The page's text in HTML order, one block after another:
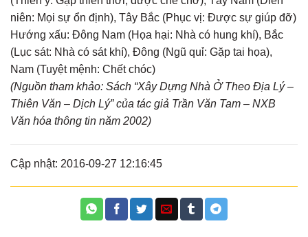
niên: Mọi sự ổn định), Tây Bắc (Phục vị: Được sự giúp đỡ)
Hướng xấu: Đông Nam (Họa hại: Nhà có hung khí), Bắc
(Lục sát: Nhà có sát khí), Đông (Ngũ quỉ: Gặp tai họa),
Nam (Tuyệt mệnh: Chết chóc)
(Nguồn tham khảo: Sách “Xây Dựng Nhà Ở Theo Địa Lý –
Thiên Văn – Dịch Lý” của tác giả Trần Văn Tam – NXB
Văn hóa thông tin năm 2002)
Cập nhật: 2016-09-27 12:16:45